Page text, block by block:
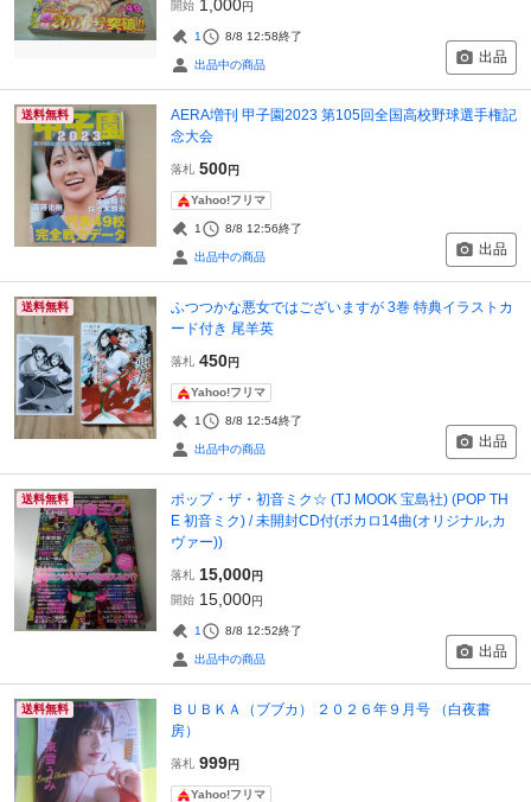
開始 1,000円
1 8/8 12:58終了
出品中の商品 出品
送料無料
AERA増刊 甲子園2023 第105回全国高校野球選手権記
念大会
落札 500円
Yahoo!フリマ
1 8/8 12:56終了
出品中の商品 出品
送料無料
ふつつかな悪女ではございますが 3巻 特典イラストカ
ード付き 尾羊英
落札 450円
Yahoo!フリマ
1 8/8 12:54終了
出品中の商品 出品
送料無料
ポップ・ザ・初音ミク☆ (TJ MOOK 宝島社) (POP TH
E 初音ミク) / 未開封CD付(ボカロ14曲(オリジナル,カ
ヴァー))
落札 15,000円
開始 15,000円
1 8/8 12:52終了
出品中の商品 出品
送料無料
ＢＵＢＫＡ（ブブカ） ２０２６年９月号 （白夜書
房）
落札 999円
Yahoo!フリマ